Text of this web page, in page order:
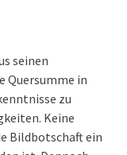
seinen
Quersumme in
zu
Keine
Bildbotschaft ein